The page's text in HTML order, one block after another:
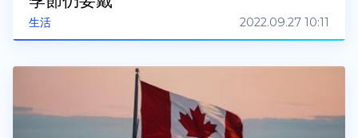
生活 2022.09.27 10:11